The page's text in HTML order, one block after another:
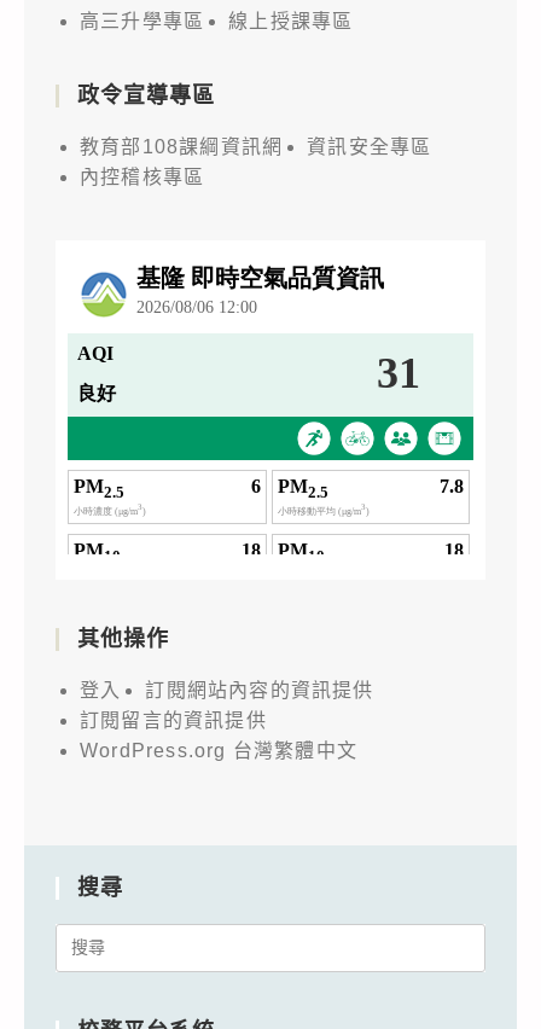
高三升學專區
線上授課專區
政令宣導專區
教育部108課綱資訊網
資訊安全專區
內控稽核專區
其他操作
登入
訂閱網站內容的資訊提供
訂閱留言的資訊提供
WordPress.org 台灣繁體中文
搜尋
Search